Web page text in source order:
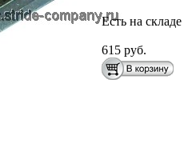
Есть на складе
615 руб.